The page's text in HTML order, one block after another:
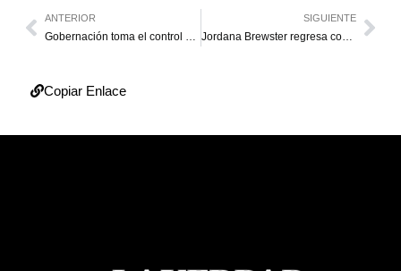
ANTERIOR SIGUIENTE
Jordana Brewster regresa como Mía en Rápidos y Furiosos 9
Copiar Enlace